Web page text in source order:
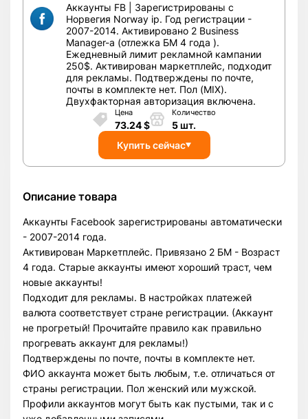
Аккаунты FB | Зарегистрированы с
Норвегия Norway ip. Год регистрации -
2007-2014. Активировано 2 Business
Manager-а (отлежка БМ 4 года ).
Ежедневный лимит рекламной кампании
250$. Активирован маркетплейс, подходит
для рекламы. Подтверждены по почте,
почты в комплекте нет. Пол (MIX).
Двухфакторная авторизация включена.
Цена
73.24 $
Количество
5 шт.
Купить сейчас
Описание товара
Аккаунты Facebook зарегистрированы автоматически
- 2007-2014 года.
Активирован Маркетплейс. Привязано 2 БМ - Возраст
4 года. Старые аккаунты имеют хороший траст, чем
новые аккаунты!
Подходит для рекламы. В настройках платежей
валюта соответствует стране регистрации. (Аккаунт
не прогретый! Прочитайте правило как правильно
прогревать аккаунт для рекламы!)
Подтверждены по почте, почты в комплекте нет.
ФИО аккаунта может быть любым, т.е. отличаться от
страны регистрации. Пол женский или мужской.
Профили аккаунтов могут быть как пустыми, так и с